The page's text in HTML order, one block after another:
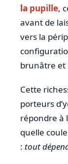
la pupille,
avant de
vers la
brunâtre
Cette
porteurs
répondre à
quelle
: tout